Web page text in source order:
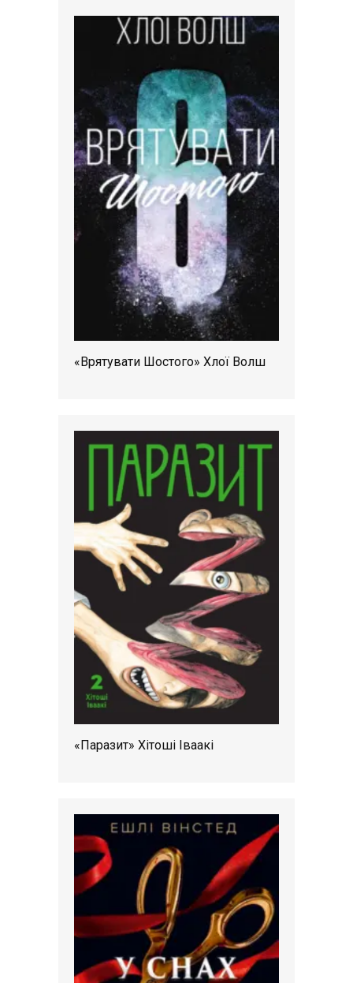
«Врятувати Шостого» Хлої Волш
«Паразит» Хітоші Іваакі